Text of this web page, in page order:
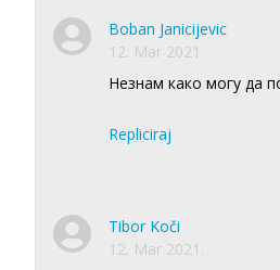
Boban Janicijevic
12. Mar 2021.
Незнам како могу да
Repliciraj
Tibor Koči
12. Mar 2021.